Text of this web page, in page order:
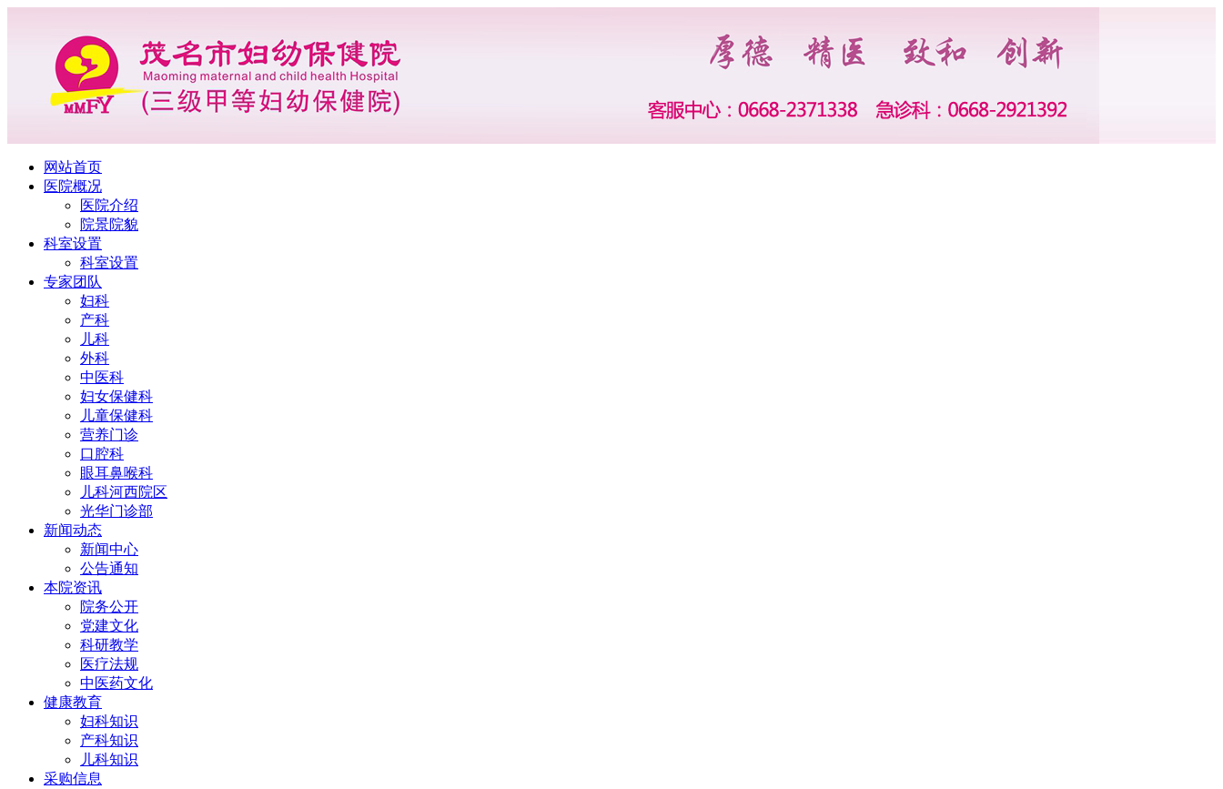
网站首页
医院概况
医院介绍
院景院貌
科室设置
科室设置
专家团队
妇科
产科
儿科
外科
中医科
妇女保健科
儿童保健科
营养门诊
口腔科
眼耳鼻喉科
儿科河西院区
光华门诊部
新闻动态
新闻中心
公告通知
本院资讯
院务公开
党建文化
科研教学
医疗法规
中医药文化
健康教育
妇科知识
产科知识
儿科知识
采购信息